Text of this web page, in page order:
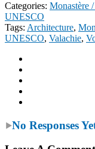
Categories: Monastère
UNESCO
Tags: Architecture,
UNESCO, Valachie,
No Responses